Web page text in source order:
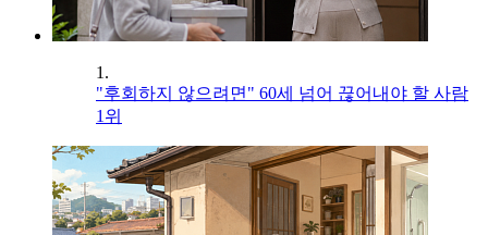
1.
"후회하지 않으려면" 60세 넘어 끊어내야 할 사람
1위